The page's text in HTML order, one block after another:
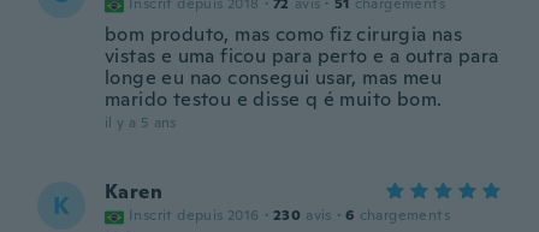
bom produto, mas como fiz cirurgia nas
vistas e uma ficou para perto e a outra para
longe eu nao consegui usar, mas meu
marido testou e disse q é muito bom.
il y a 5 ans
K Karen
Inscrit depuis 2016 · 230 avis · 6 chargements